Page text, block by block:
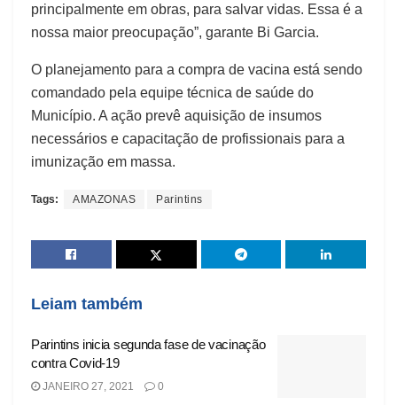
principalmente em obras, para salvar vidas. Essa é a
nossa maior preocupação”, garante Bi Garcia.
O planejamento para a compra de vacina está sendo
comandado pela equipe técnica de saúde do
Município. A ação prevê aquisição de insumos
necessários e capacitação de profissionais para a
imunização em massa.
Tags: AMAZONAS Parintins
Leiam também
Parintins inicia segunda fase de vacinação
contra Covid-19
JANEIRO 27, 2021 0